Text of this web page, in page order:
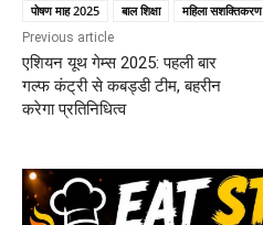
पोषण माह 2025
बाल शिक्षा महिला सशक्तिकरण
Previous article
एशियन यूथ गेम्स 2025: पहली बार
गल्फ कंट्री से कबड्डी टीम, बहरीन
करेगा प्रतिनिधित्व